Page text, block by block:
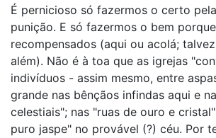
É pernicioso só fazermos o certo
punição. E só fazermos o bem
recompensados (aqui ou acolá;
além). Não é à toa que as igrejas
indivíduos - assim mesmo, entre
grande nas bênçãos infindas aqui e
celestiais"; nas "ruas de ouro e
puro jaspe" no provável (?) céu. Por